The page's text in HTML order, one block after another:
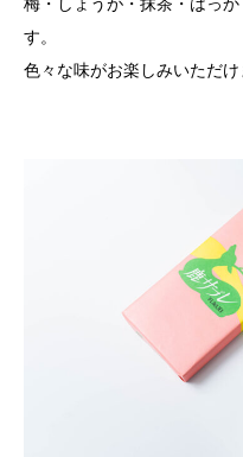
梅・しょうが・抹茶・はっ
す。
色々な味がお楽しみいただけ